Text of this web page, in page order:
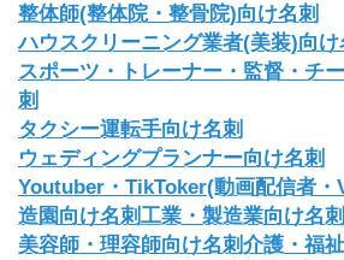
整体師(整体院・整骨院)向け名刺
ハウスクリーニング業者(美装)向け
スポーツ・トレーナー・監督・チ
刺
タクシー運転手向け名刺
ウェディングプランナー向け名刺
Youtuber・TikToker(動画配信者・
造園向け名刺工業・製造業向け名刺
美容師・理容師向け名刺介護・福